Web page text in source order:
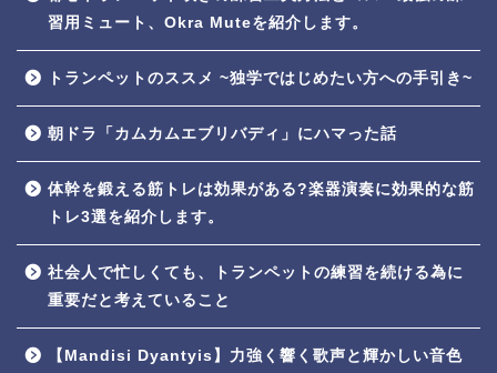
習用ミュート、Okra Muteを紹介します。
トランペットのススメ ~独学ではじめたい方への手引き~
朝ドラ「カムカムエブリバディ」にハマった話
体幹を鍛える筋トレは効果がある?楽器演奏に効果的な筋
トレ3選を紹介します。
社会人で忙しくても、トランペットの練習を続ける為に
重要だと考えていること
【Mandisi Dyantyis】力強く響く歌声と輝かしい音色